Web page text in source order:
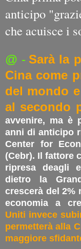
anticipo
che acuisce i
@ - Sarà la
Cina come
del mondo
al secondo
avvenire, ma è
anni di anticipo
Center for
(Cebr). Il fattore
ripresa deagli
dietro la
crescerà del 2%
economia a
Uniti invece
permetterà alla
maggiore